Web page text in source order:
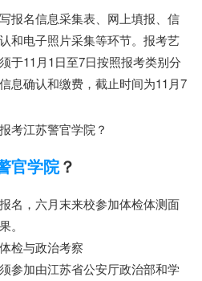
报名信息采集表、网上填报、信
和电子照片采集等环节。报考艺
于11月1日至7日按照报考类别分
息确认和缴费，截止时间为11月7
官学院？
名，六月末来校参加体检体测面
。
检与政治考察
参加由江苏省公安厅政治部和学